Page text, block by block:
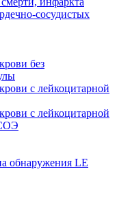
сосудистых
без
с лейкоцитарной
с лейкоцитарной
обнаружения LE